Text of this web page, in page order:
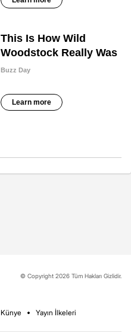
© Copyright 2026 Tüm Hakları Gizlidir.
Künye Yayın İlkeleri